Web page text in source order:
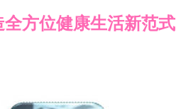
方位健康生活新范式